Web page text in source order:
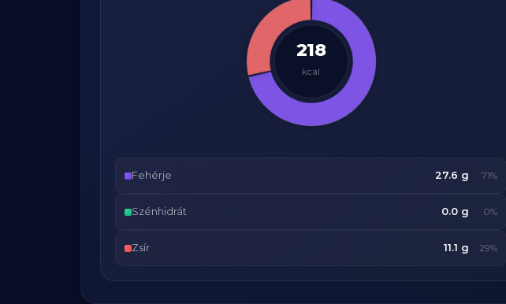
218
kcal
Fehérje 27.6 g 71%
Szénhidrát 0.0 g 0%
Zsír 11.1 g 29%